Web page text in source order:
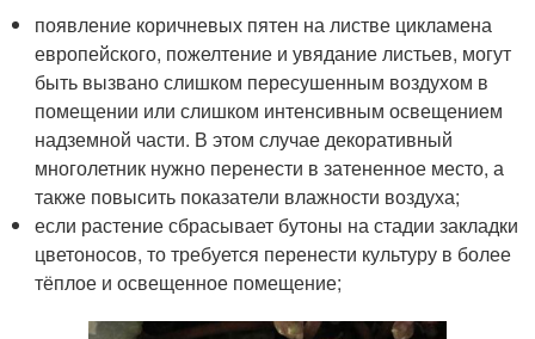
появление коричневых пятен на листве цикламена
европейского, пожелтение и увядание листьев, могут
быть вызвано слишком пересушенным воздухом в
помещении или слишком интенсивным освещением
надземной части. В этом случае декоративный
многолетник нужно перенести в затененное место, а
также повысить показатели влажности воздуха;
если растение сбрасывает бутоны на стадии закладки
цветоносов, то требуется перенести культуру в более
тёплое и освещенное помещение;